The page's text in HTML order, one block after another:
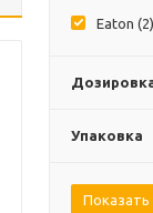
Eaton (2)
Упаковка
Показать